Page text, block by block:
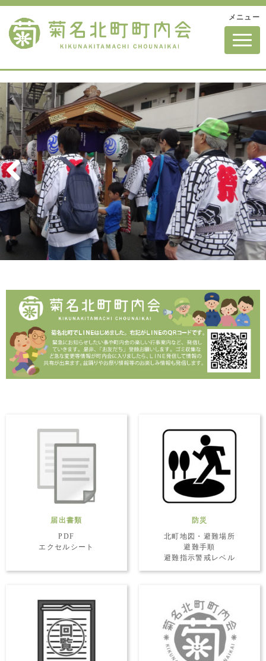
メニュー
N
a
v
a
o
n
Pre
vio
us
Nex
t
届出書類
PDF
エクセルシート
防災
北町地図・避難場所
避難手順
避難指示警戒レベル